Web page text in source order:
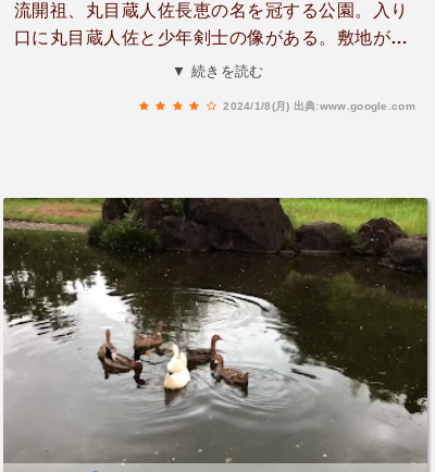
流開祖、丸目蔵人佐長恵の名を冠する公園。入り
口に丸目蔵人佐と少年剣士の像がある。敷地が広
く、高低差を利用した大型遊具から広場、池など
▼ 続きを読む
2024/1/8(月) 出典:www.google.com